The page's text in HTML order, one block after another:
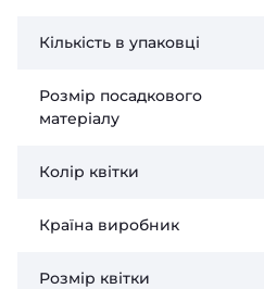
Кількість в упаковці
Розмір посадкового
матеріалу
Колір квітки
Країна виробник
Розмір квітки